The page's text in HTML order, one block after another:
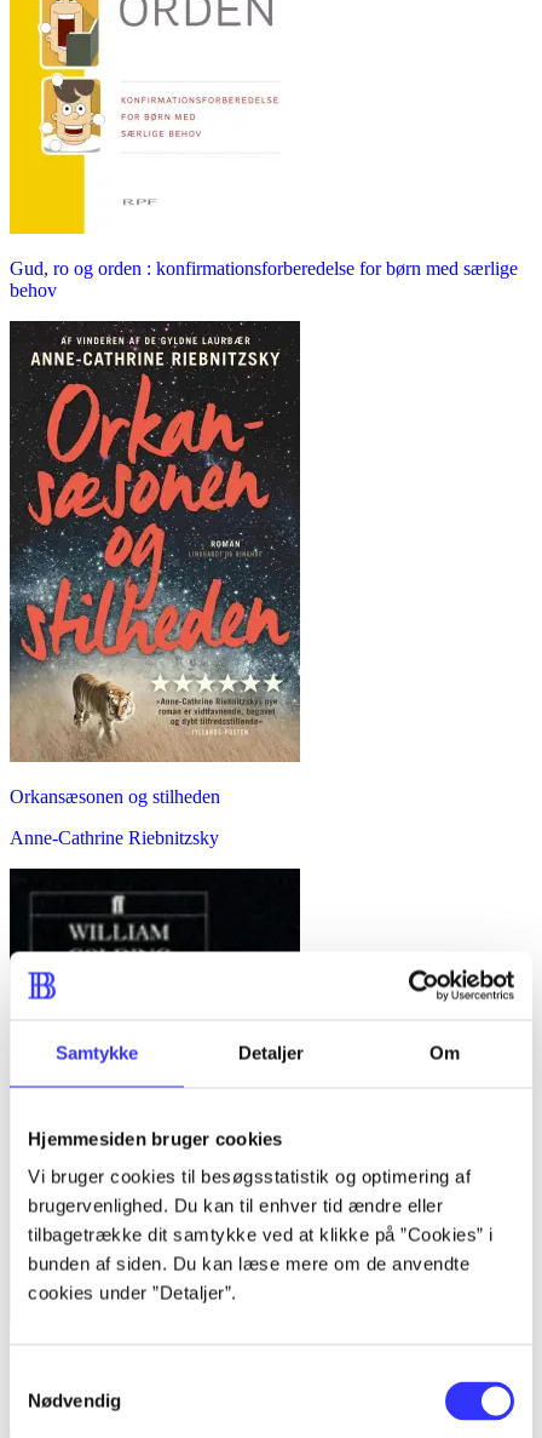
Samtykke Detaljer Om
Hjemmesiden bruger cookies
Vi bruger cookies til besøgsstatistik og optimering af
brugervenlighed. Du kan til enhver tid ændre eller
tilbagetrække dit samtykke ved at klikke på ”Cookies” i
bunden af siden. Du kan læse mere om de anvendte
cookies under ”Detaljer”.
Nødvendig
Gud, ro og orden : konfirmationsforberedelse for børn med særlige
behov
Orkansæsonen og stilheden
Anne-Cathrine Riebnitzsky
William Golding